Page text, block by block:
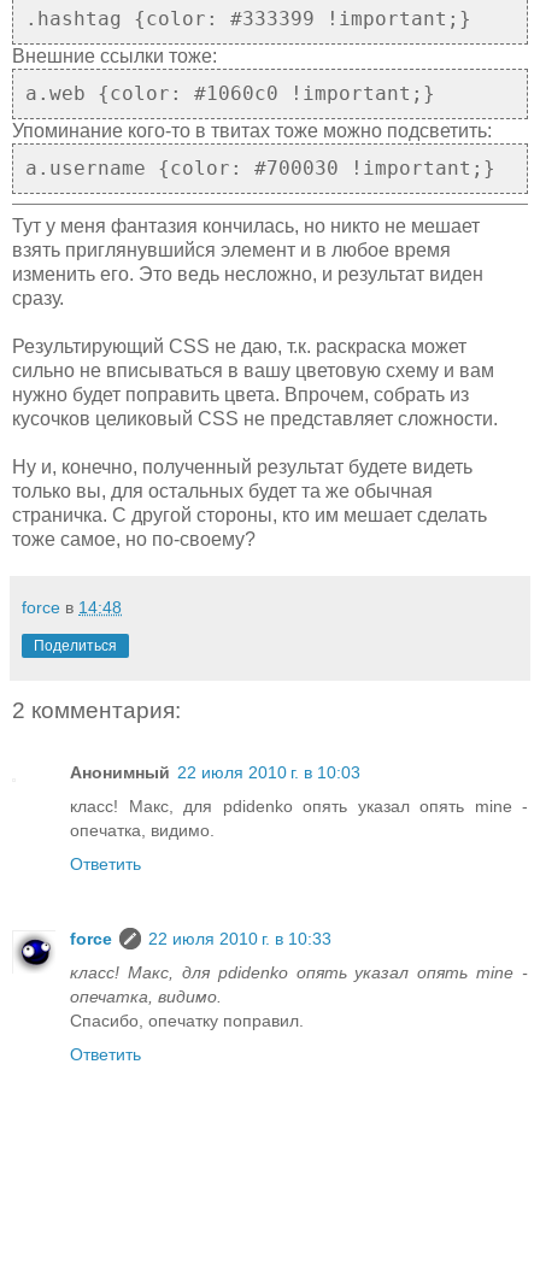
.hashtag {color: #333399 !important;}
Внешние ссылки тоже:
a.web {color: #1060c0 !important;}
Упоминание кого-то в твитах тоже можно подсветить:
a.username {color: #700030 !important;}
Тут у меня фантазия кончилась, но никто не мешает
взять приглянувшийся элемент и в любое время
изменить его. Это ведь несложно, и результат виден
сразу.
Результирующий CSS не даю, т.к. раскраска может
сильно не вписываться в вашу цветовую схему и вам
нужно будет поправить цвета. Впрочем, собрать из
кусочков целиковый CSS не представляет сложности.
Ну и, конечно, полученный результат будете видеть
только вы, для остальных будет та же обычная
страничка. С другой стороны, кто им мешает сделать
тоже самое, но по-своему?
force в 14:48
Поделиться
2 комментария:
Анонимный 22 июля 2010 г. в 10:03
класс! Макс, для pdidenko опять указал опять mine -
опечатка, видимо.
Ответить
force
22 июля 2010 г. в 10:33
класс! Макс, для pdidenko опять указал опять mine -
опечатка, видимо.
Спасибо, опечатку поправил.
Ответить